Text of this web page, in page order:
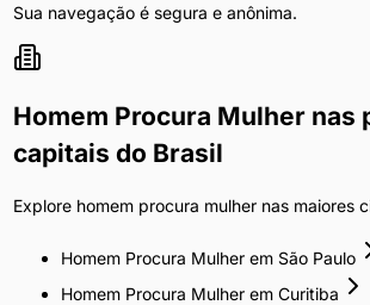
Sua navegação é segura e anônima.
Homem Procura Mulhernas
capitais do Brasil
Explore homem procura mulhernas maiores
Homem Procura Mulherem São Paulo
Homem Procura Mulherem Curitiba